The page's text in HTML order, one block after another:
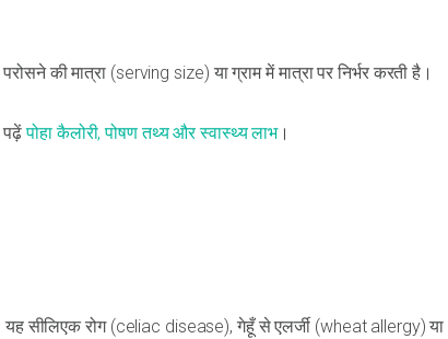
की मात्रा (serving size) या ग्राम में मात्रा पर निर्भर करती है।
पढ़ेंपोहा कैलोरी, पोषण तथ्य और स्वास्थ्य लाभ।
यह सीलिएक रोग (celiac disease), गेहूँ से एलर्जी (wheat allergy) या